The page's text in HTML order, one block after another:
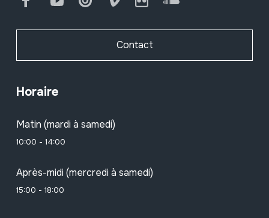
Contact
Horaire
Matin (mardi à samedi)
10:00 - 14:00
Après-midi (mercredi à samedi)
15:00 - 18:00